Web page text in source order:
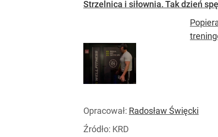
Strzelnica i siłownia. Tak dzień
Opracował: Radosław Święcki
Źródło: KRD